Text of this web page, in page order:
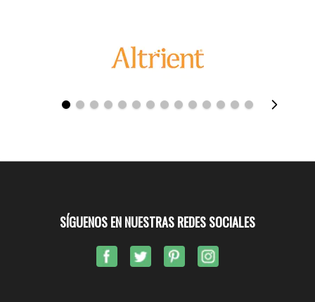
SÍGUENOS EN NUESTRAS REDES SOCIALES